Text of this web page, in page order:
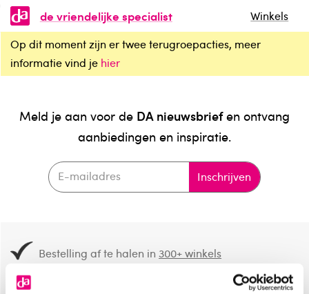
de vriendelijke specialist
Winkels
Op dit moment zijn er twee terugroepacties, meer
informatie vind je hier
Meld je aan voor de DA nieuwsbriefen ontvang
aanbiedingen en inspiratie.
Inschrijven
Bestelling af te halen in300+ winkels